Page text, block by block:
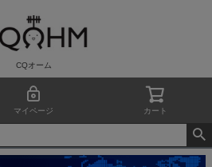
CQオーム
マイページ カート